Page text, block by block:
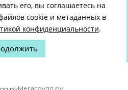
[ЯСЕЛЬКА +]
Мегагрупп.ру
его, вы соглашаетесь на
cookie и метаданных в
конфиденциальности.